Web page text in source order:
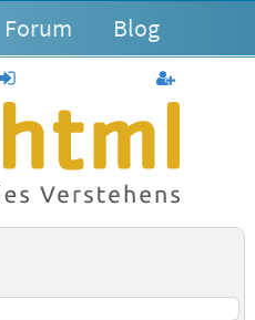
Forum Blog
anmelden